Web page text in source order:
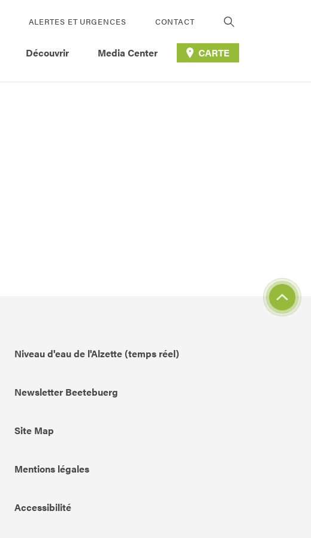
ALERTES ET URGENCES CONTACT
Découvrir Media Center CARTE
Niveau d'eau de l'Alzette (temps réel)
Newsletter Beetebuerg
Site Map
Mentions légales
Accessibilité